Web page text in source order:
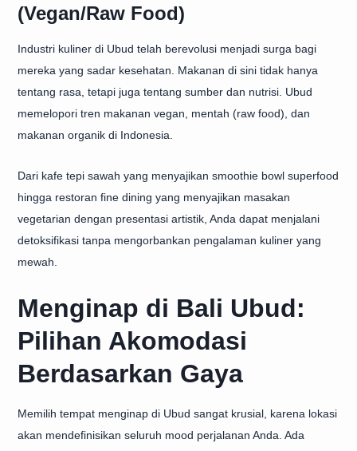
(Vegan/Raw Food)
Industri kuliner di Ubud telah berevolusi menjadi surga bagi
mereka yang sadar kesehatan. Makanan di sini tidak hanya
tentang rasa, tetapi juga tentang sumber dan nutrisi. Ubud
memelopori tren makanan vegan, mentah (raw food), dan
makanan organik di Indonesia.
Dari kafe tepi sawah yang menyajikan smoothie bowl superfood
hingga restoran fine dining yang menyajikan masakan
vegetarian dengan presentasi artistik, Anda dapat menjalani
detoksifikasi tanpa mengorbankan pengalaman kuliner yang
mewah.
Menginap di Bali Ubud:
Pilihan Akomodasi
Berdasarkan Gaya
Memilih tempat menginap di Ubud sangat krusial, karena lokasi
akan mendefinisikan seluruh mood perjalanan Anda. Ada